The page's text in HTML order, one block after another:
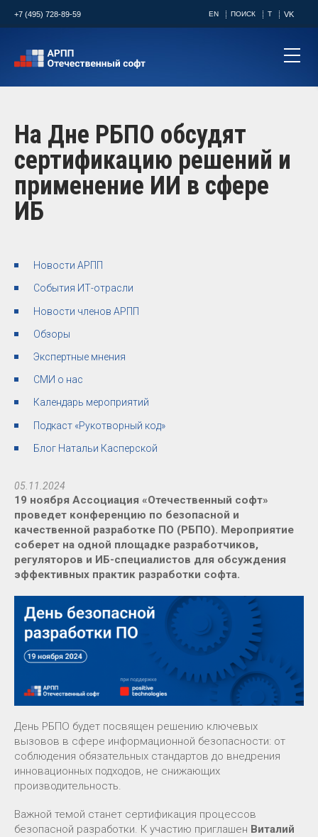
+7 (495) 728-89-59 EN ПОИСК T VK
На Дне РБПО обсудят
сертификацию решений и
применение ИИ в сфере
ИБ
Новости АРПП
События ИТ-отрасли
Новости членов АРПП
Обзоры
Экспертные мнения
СМИ о нас
Календарь мероприятий
Подкаст «Рукотворный код»
Блог Натальи Касперской
05.11.2024
19 ноября Ассоциация «Отечественный софт»
проведет конференцию по безопасной и
качественной разработке ПО (РБПО). Мероприятие
соберет на одной площадке разработчиков,
регуляторов и ИБ-специалистов для обсуждения
эффективных практик разработки софта.
День РБПО будет посвящен решению ключевых
вызовов в сфере информационной безопасности: от
соблюдения обязательных стандартов до внедрения
инновационных подходов, не снижающих
производительность.
Важной темой станет сертификация процессов
безопасной разработки. К участию приглашен Виталий